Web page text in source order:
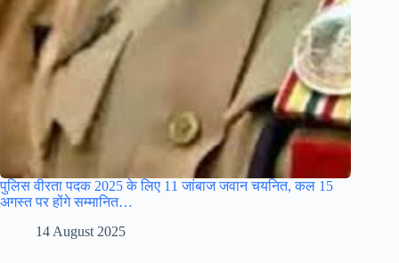
पुलिस वीरता पदक 2025 के लिए 11 जांबाज जवान चयनित, कल 15
अगस्त पर होंगे सम्मानित…
14 August 2025